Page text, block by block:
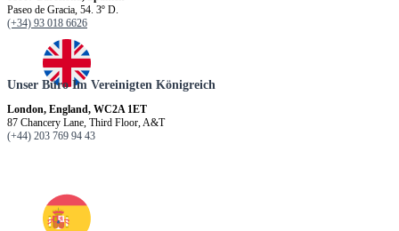
Paseo de Gracia, 54. 3º D.
(+34) 93 018 6626
Unser Büro Im Vereinigten Königreich
London, England, WC2A 1ET
87 Chancery Lane, Third Floor, A&T
(+44) 203 769 94 43